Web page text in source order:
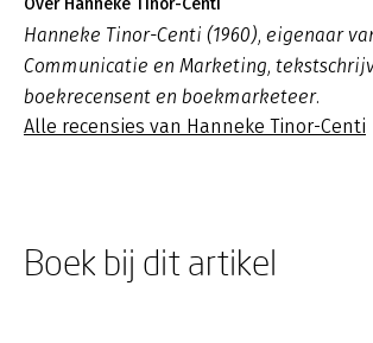
Over Hanneke Tinor-Centi
Hanneke Tinor-Centi (1960), eigenaar
Communicatie en Marketing,
boekrecensent en boekmarketeer.
Alle recensies van Hanneke Tinor-Centi
Boek bij dit artikel